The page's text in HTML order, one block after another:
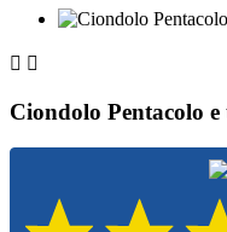
 
Ciondolo Pentacolo